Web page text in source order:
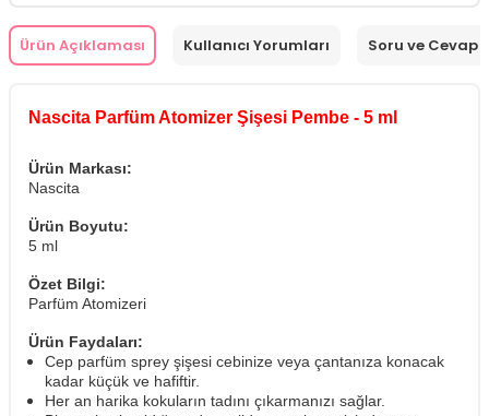
Ürün Açıklaması Kullanıcı Yorumları Soru ve Cevap
Nascita Parfüm Atomizer Şişesi Pembe - 5 ml
Ürün Markası:
Nascita
Ürün Boyutu:
5 ml
Özet Bilgi:
Parfüm Atomizeri
Ürün Faydaları:
Cep parfüm sprey şişesi cebinize veya çantanıza konacak
kadar küçük ve hafiftir.
Her an harika kokuların tadını çıkarmanızı sağlar.